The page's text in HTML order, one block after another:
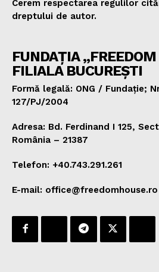
Cerem respectarea regulilor
dreptului de autor.
FUNDAȚIA
FILIALA BUCUREȘTI
Formă legală: ONG / Fundație;
127/PJ/2004
Adresa: Bd. Ferdinand I 125,
România – 21387
Telefon: +40.743.291.261
E-mail: office@freedomhouse.ro